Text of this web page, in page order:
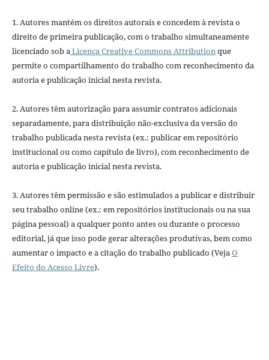
1. Autores mantém os direitos autorais e concedem à revista o
direito de primeira publicação, com o trabalho simultaneamente
licenciado sob aLicença Creative Commons Attributionque
permite o compartilhamento do trabalho com reconhecimento da
autoria e publicação inicial nesta revista.
2. Autores têm autorização para assumir contratos adicionais
separadamente, para distribuição não-exclusiva da versão do
trabalho publicada nesta revista (ex.: publicar em repositório
institucional ou como capítulo de livro), com reconhecimento de
autoria e publicação inicial nesta revista.
3. Autores têm permissão e são estimulados a publicar e distribuir
seu trabalho online (ex.: em repositórios institucionais ou na sua
página pessoal) a qualquer ponto antes ou durante o processo
editorial, já que isso pode gerar alterações produtivas, bem como
aumentar o impacto e a citação do trabalho publicado (VejaO
Efeito do Acesso Livre).